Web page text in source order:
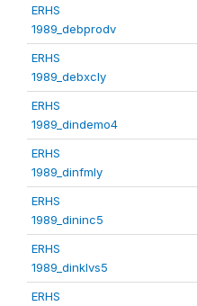
ERHS
1989_debprodv
ERHS
1989_debxcly
ERHS
1989_dindemo4
ERHS
1989_dinfmly
ERHS
1989_dininc5
ERHS
1989_dinklvs5
ERHS